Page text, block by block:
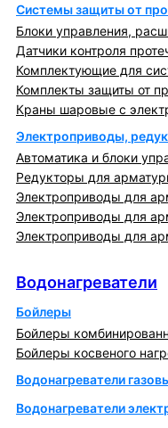
Системы защиты от
Блоки управления,
Датчики контроля
Комплектующие для
Комплекты защиты от
Краны шаровые с
Электроприводы,
Автоматика и блоки
Редукторы для
Электроприводы для
Электроприводы для
Электроприводы для
Водонагреватели
Бойлеры
Бойлеры
Бойлеры косвеного
Водонагреватели
Водонагреватели